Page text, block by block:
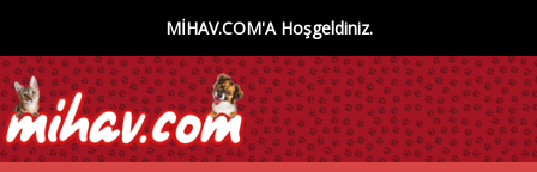
MİHAV.COM'A Hoşgeldiniz.